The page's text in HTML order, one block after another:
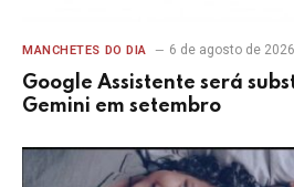
MANCHETES DO DIA 6 de agosto de 2026
Google Assistente será
Gemini em setembro